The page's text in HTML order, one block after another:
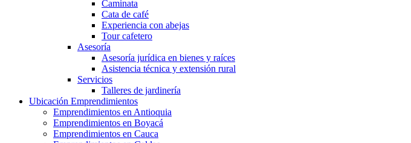
Caminata
Cata de café
Experiencia con abejas
Tour cafetero
Asesoría
Asesoría jurídica en bienes y raíces
Asistencia técnica y extensión rural
Servicios
Talleres de jardinería
Ubicación Emprendimientos
Emprendimientos en Antioquia
Emprendimientos en Boyacá
Emprendimientos en Cauca